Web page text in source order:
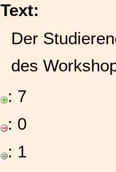
Text:
Der
des
: 7
: 0
: 1